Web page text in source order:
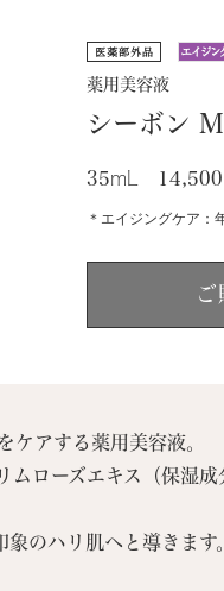
薬用美容液
シーボン
35mL 14,500
＊エイジングケア：
ケアする薬用美容液。
ムローズエキス（保湿
のハリ肌へと導きます。